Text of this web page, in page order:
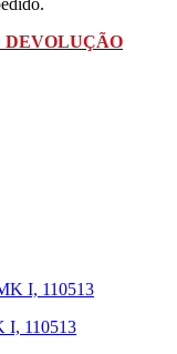
I, 110513